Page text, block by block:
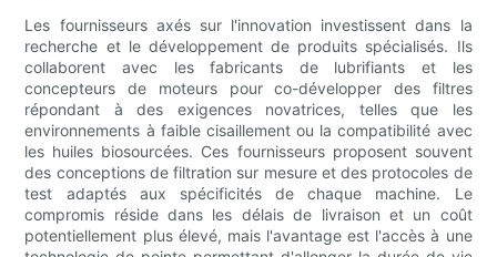
Les fournisseurs axés sur l'innovation investissent dans la
recherche et le développement de produits spécialisés. Ils
collaborent avec les fabricants de lubrifiants et les
concepteurs de moteurs pour co-développer des filtres
répondant à des exigences novatrices, telles que les
environnements à faible cisaillement ou la compatibilité avec
les huiles biosourcées. Ces fournisseurs proposent souvent
des conceptions de filtration sur mesure et des protocoles de
test adaptés aux spécificités de chaque machine. Le
compromis réside dans les délais de livraison et un coût
potentiellement plus élevé, mais l'avantage est l'accès à une